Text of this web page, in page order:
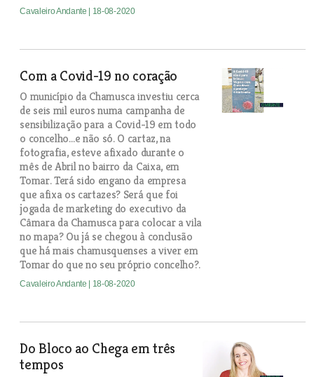
Cavaleiro Andante | 18-08-2020
Com a Covid-19 no coração
O município da Chamusca investiu cerca
de seis mil euros numa campanha de
sensibilização para a Covid-19 em todo
o concelho…e não só. O cartaz, na
fotografia, esteve afixado durante o
mês de Abril no bairro da Caixa, em
Tomar. Terá sido engano da empresa
que afixa os cartazes? Será que foi
jogada de marketing do executivo da
Câmara da Chamusca para colocar a vila
no mapa? Ou já se chegou à conclusão
que há mais chamusquenses a viver em
Tomar do que no seu próprio concelho?.
Cavaleiro Andante | 18-08-2020
Do Bloco ao Chega em três
tempos